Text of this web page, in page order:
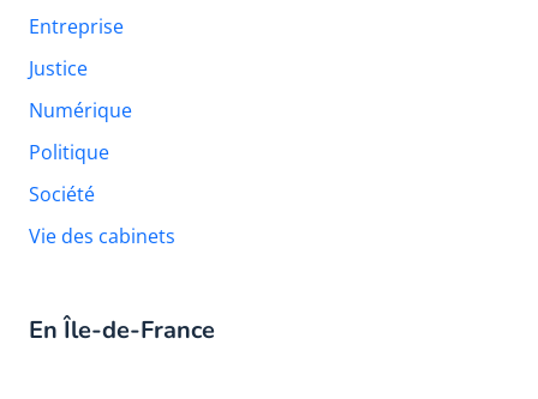
Entreprise
Justice
Numérique
Politique
Société
Vie des cabinets
En Île-de-France